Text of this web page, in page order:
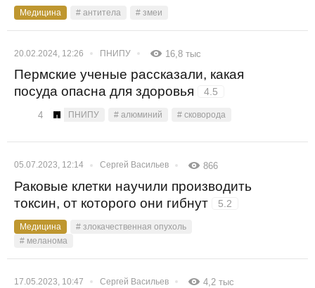
Медицина # антитела # змеи
20.02.2024, 12:26 ПНИПУ 16,8 тыс
Пермские ученые рассказали, какая
посуда опасна для здоровья
4.5
4 ПНИПУ # алюминий # сковорода
05.07.2023, 12:14 Сергей Васильев 866
Раковые клетки научили производить
токсин, от которого они гибнут
5.2
Медицина
# злокачественная опухоль
# меланома
17.05.2023, 10:47 Сергей Васильев 4,2 тыс